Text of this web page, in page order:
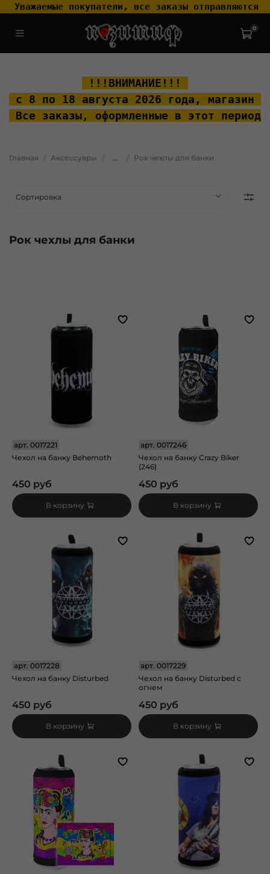
Уважаемые покупатели, все заказы отправляются
0
!!!ВНИМАНИЕ!!!
с 8 по 18 августа 2026 года, магазин
Все заказы, оформленные в этот
Главная Аксессуары Рок чехлы для банки
Рок чехлы для банки
арт. 0017221
Чехол на банку Behemoth
450 руб
В корзину
арт.0017246
Чехол на банку Crazy Biker
(246)
450 руб
В корзину
арт. 0017228
Чехол на банку Disturbed
450 руб
В корзину
арт.0017229
Чехол на банку Disturbed с
огнем
450 руб
В корзину